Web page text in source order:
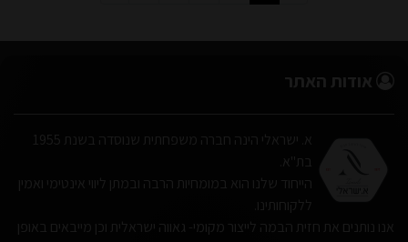
אודות האתר
א. ישראלי הינה חברה משפחתית שנוסדה בשנת 1955
בת"א.
הייחוד שלנו הוא במומחיות הרבה ובמתן ליווי אינטימי ואמין
ללקוחותינו.
אנו נותנים את חזית הבמה לייצור מקומי- גאווה ישראלית וכן מייבאים באופן